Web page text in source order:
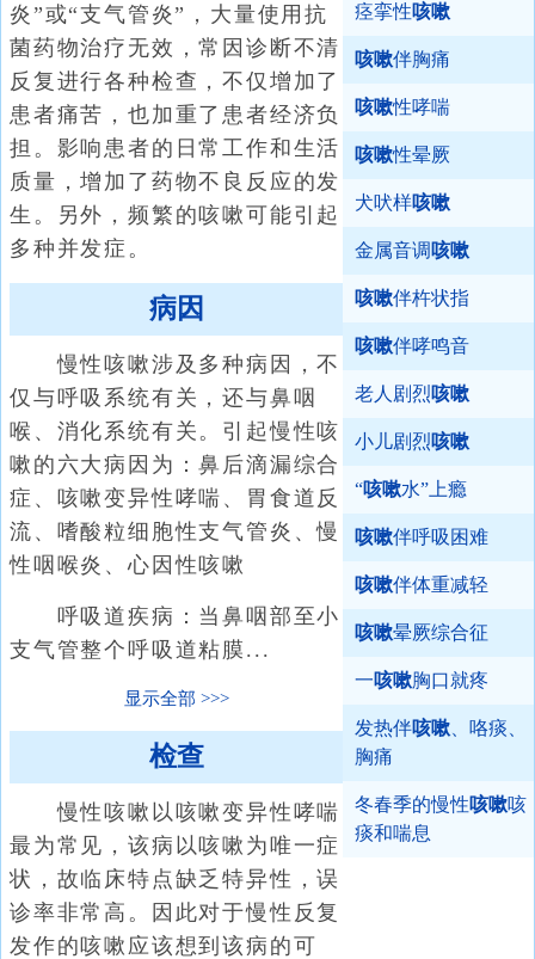
痉挛性咳嗽
咳嗽伴胸痛
咳嗽性哮喘
咳嗽性晕厥
犬吠样咳嗽
金属音调 咳嗽
咳嗽伴杵状指
咳嗽伴哮鸣音
老人剧烈咳嗽
小儿剧烈咳嗽
“咳嗽水”上瘾
咳嗽伴呼吸困难
咳嗽伴体重减轻
咳嗽晕厥综合征
一咳嗽胸口就疼
发热伴咳嗽 、咯痰、
胸痛
冬春季的慢性咳嗽咳
痰和喘息
炎”或“支气管炎”，大量使用抗
菌药物治疗无效，常因诊断不清
反复进行各种检查，不仅增加了
患者痛苦，也加重了患者经济负
担。影响患者的日常工作和生活
质量，增加了药物不良反应的发
生。另外，频繁的咳嗽可能引起
多种并发症。
病因
慢性咳嗽涉及多种病因，不
仅与呼吸系统有关，还与鼻咽
喉、消化系统有关。引起慢性咳
嗽的六大病因为：鼻后滴漏综合
症、咳嗽变异性哮喘、胃食道反
流、嗜酸粒细胞性支气管炎、慢
性咽喉炎、心因性咳嗽
呼吸道疾病：当鼻咽部至小
支气管整个呼吸道粘膜...
显示全部
检查
慢性咳嗽以咳嗽变异性哮喘
最为常见，该病以咳嗽为唯一症
状，故临床特点缺乏特异性，误
诊率非常高。因此对于慢性反复
发作的咳嗽应该想到该病的可